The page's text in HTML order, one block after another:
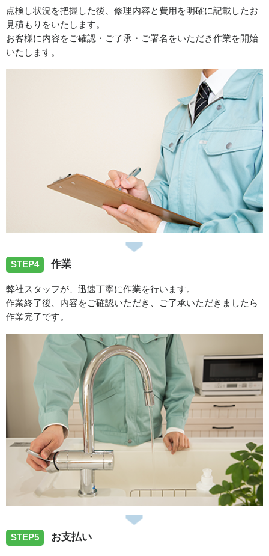
点検し状況を把握した後、修理内容と費用を明確に記載したお
見積もりをいたします。
お客様に内容をご確認・ご了承・ご署名をいただき作業を開始
いたします。
STEP4 作業
弊社スタッフが、迅速丁寧に作業を行います。
作業終了後、内容をご確認いただき、ご了承いただきましたら
作業完了です。
STEP5 お支払い